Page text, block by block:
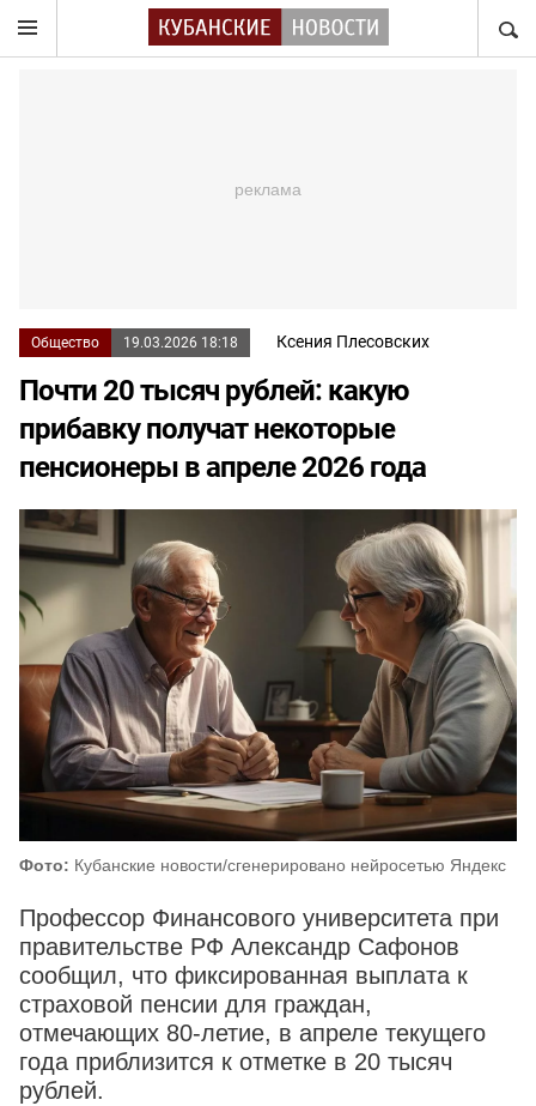
Общество 19.03.2026 18:18 Ксения Плесовских
Почти 20 тысяч рублей: какую
прибавку получат некоторые
пенсионеры в апреле 2026 года
Фото: Кубанские новости/сгенерировано нейросетью Яндекс
Профессор Финансового университета при
правительстве РФ Александр Сафонов
сообщил, что фиксированная выплата к
страховой пенсии для граждан,
отмечающих 80-летие, в апреле текущего
года приблизится к отметке в 20 тысяч
рублей.